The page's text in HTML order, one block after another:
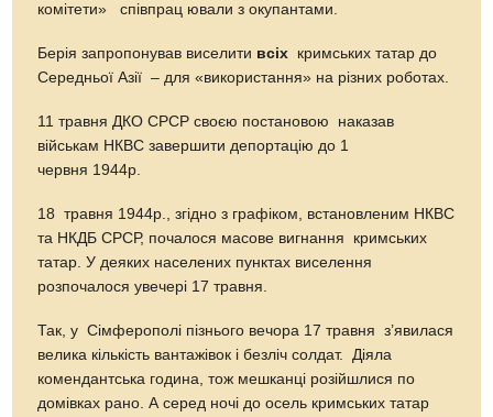
комітети» співпрац ювали з окупантами.
Берія запропонував виселити всіх кримських татар до
Середньої Азії – для «використання» на різних роботах.
11 травня ДКО СРСР своєю постановою наказав
військам НКВС завершити депортацію до 1
червня 1944р.
18 травня 1944р., згідно з графіком, встановленим НКВС
та НКДБ СРСР, почалося масове вигнання кримських
татар. У деяких населених пунктах виселення
розпочалося увечері 17 травня.
Так, у Сімферополі пізнього вечора 17 травня з’явилася
велика кількість вантажівок і безліч солдат. Діяла
комендантська година, тож мешканці розійшлися по
домівках рано. А серед ночі до осель кримських татар